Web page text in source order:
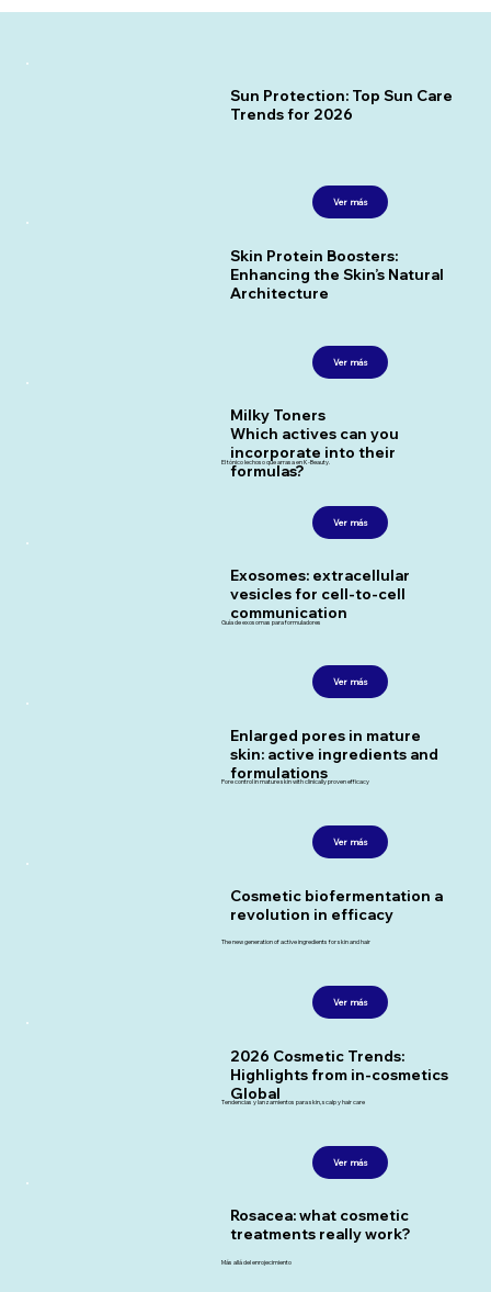
Sun Protection: Top Sun Care
Trends for 2026
Ver más
Skin Protein Boosters:
Enhancing the Skin’s Natural
Architecture
Ver más
Milky Toners
Which actives can you
incorporate into their
formulas?
El tónico lechoso que arrasa en K-Beauty.
Ver más
Exosomes: extracellular
vesicles for cell-to-cell
communication
Guía de exosomas para formuladores
Ver más
Enlarged pores in mature
skin: active ingredients and
formulations
Pore control in mature skin with clinically proven efficacy
Ver más
Cosmetic biofermentation a
revolution in efficacy
The new generation of active ingredients for skin and hair
Ver más
2026 Cosmetic Trends:
Highlights from in-cosmetics
Global
Tendencias y lanzamientos para skin, scalp y hair care
Ver más
Rosacea: what cosmetic
treatments really work?
Más allá del enrojecimiento